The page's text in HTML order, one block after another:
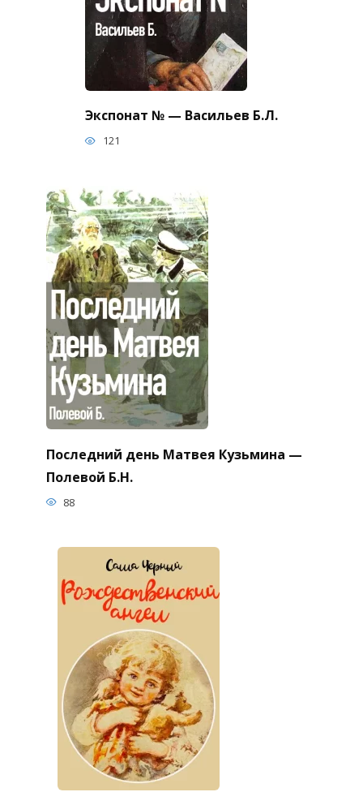
Экспонат № — Васильев Б.Л.
121
Последний день Матвея Кузьмина —
Полевой Б.Н.
88